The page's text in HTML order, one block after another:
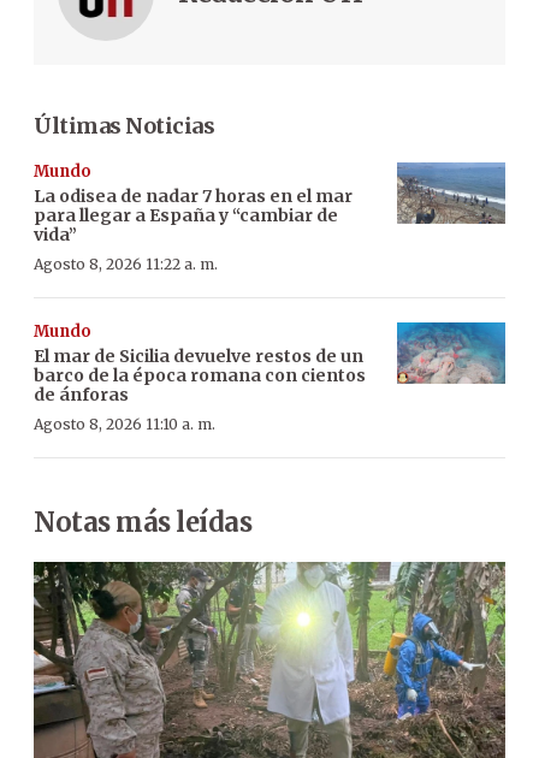
Últimas Noticias
Mundo
La odisea de nadar 7 horas en el mar
para llegar a España y “cambiar de
vida”
Agosto 8, 2026 11:22 a. m.
Mundo
El mar de Sicilia devuelve restos de un
barco de la época romana con cientos
de ánforas
Agosto 8, 2026 11:10 a. m.
Notas más leídas